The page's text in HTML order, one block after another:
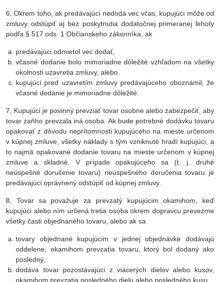
6, Okrem toho, ak predávajúci nedodá vec včas, kupujúci môže od
zmluvy odstúpiť aj bez poskytnutia dodatočnej primeranej lehoty
podľa § 517 ods. 1 Občianskeho zákonníka, ak
predávajúci odmietol vec dodať,
včasné dodanie bolo mimoriadne dôležité vzhľadom na všetky
okolnosti uzavretia zmluvy, alebo
kupujúci pred uzavretím zmluvy predávajúceho oboznámil, že
včasné dodanie je mimoriadne dôležité.
7, Kupujúci je povinný prevziať tovar osobne alebo zabezpečiť, aby
tovar zaňho prevzala iná osoba. Ak bude potrebné dodávku tovaru
opakovať z dôvodu neprítomnosti kupujúceho na mieste určenom
v kúpnej zmluve, všetky náklady s tým vzniknuté hradí kupujúci, a
to najmä opakované dodanie tovaru na mieste určenom v kúpnej
zmluve a skladné. V prípade opakujúceho sa (t. j. druhé
neúspešné doručenie tovaru) neúspešného doručenia tovaru je
predávajúci oprávnený odstúpiť od kúpnej zmluvy.
8, Tovar sa považuje za prevzatý kupujúcim okamihom, keď
kupujúci alebo ním určená tretia osoba okrem dopravcu prevezme
všetky časti objednaného tovaru, alebo ak sa
tovary objednané kupujúcim v jednej objednávke dodávajú
oddelene, okamihom prevzatia tovaru, ktorý bol dodaný ako
posledný,
dodáva tovar pozostávajúci z viacerých dielov alebo kusov,
okamihom prevzatia posledného dielu alebo posledného kusu,